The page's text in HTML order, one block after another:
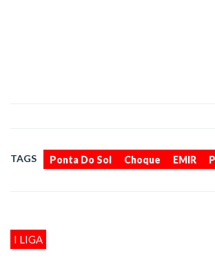
TAGS Ponta Do Sol Choque EMIR
I LIGA